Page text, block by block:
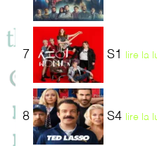
7 S1 lire la
8 S4 lire la